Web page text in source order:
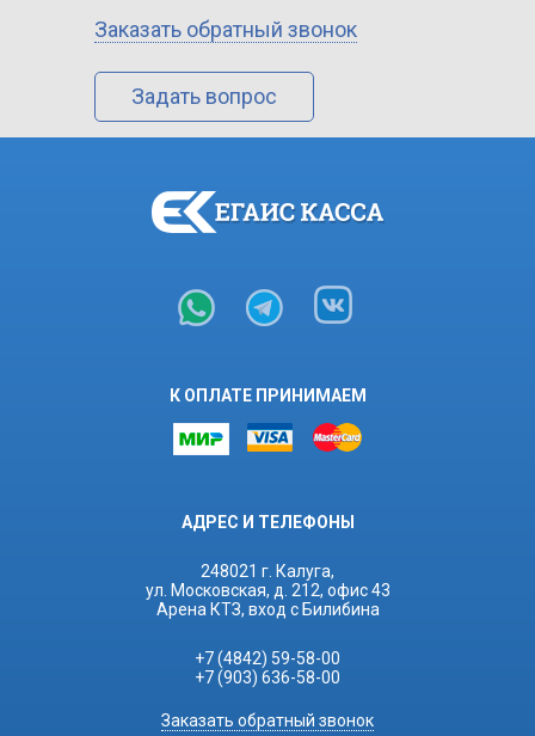
Заказать обратный звонок
Задать вопрос
К ОПЛАТЕ ПРИНИМАЕМ
АДРЕС И ТЕЛЕФОНЫ
248021 г. Калуга,
ул. Московская, д. 212, офис 43
Арена КТЗ, вход с Билибина
+7 (4842) 59-58-00
+7 (903) 636-58-00
Заказать обратный звонок